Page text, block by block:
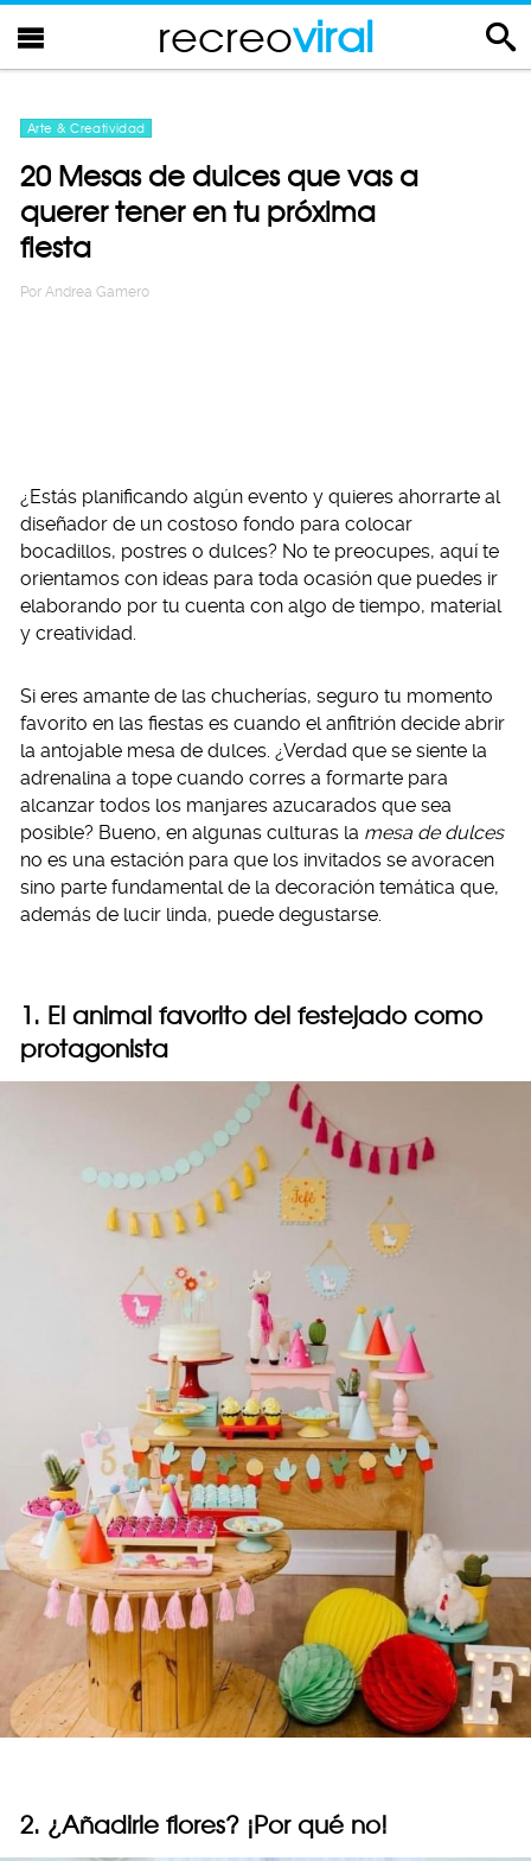
recreoviral
Arte & Creatividad
20 Mesas de dulces que vas a
querer tener en tu próxima
fiesta
Por Andrea Gamero
¿Estás planificando algún evento y quieres ahorrarte al
diseñador de un costoso fondo para colocar
bocadillos, postres o dulces? No te preocupes, aquí te
orientamos con ideas para toda ocasión que puedes ir
elaborando por tu cuenta con algo de tiempo, material
y creatividad.
Si eres amante de las chucherías, seguro tu momento
favorito en las fiestas es cuando el anfitrión decide abrir
la antojable mesa de dulces. ¿Verdad que se siente la
adrenalina a tope cuando corres a formarte para
alcanzar todos los manjares azucarados que sea
posible? Bueno, en algunas culturas la mesa de dulces
no es una estación para que los invitados se avoracen
sino parte fundamental de la decoración temática que,
además de lucir linda, puede degustarse.
1. El animal favorito del festejado como
protagonista
2. ¿Añadirle flores? ¡Por qué no!